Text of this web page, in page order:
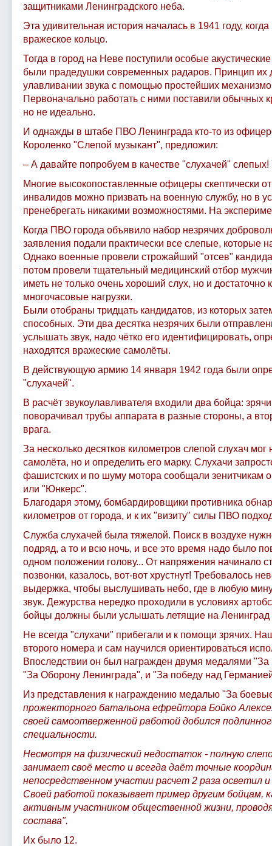
защитниками Ленинградского неба.
Эта удивительная история началась в 1941 году,
вражеское кольцо.
Тогда в город на Неве поступили особые
были прадедушки современных радаров. Принцип их
улавливании звука с помощью простейших
Первоначально работать с ними поставили обычных
но не идеально.
И однажды в штабе ПВО Ленинграда кто-то из
Короленко "Слепой музыкант", предложил:
– А давайте попробуем в качестве "слухачей"
Многие высокопоставленные офицеры скептически
инвалидов можно призвать на военную службу, но в
пренебрегать никакими возможностями. На
Когда ПВО города объявило набор незрячих
заявления подали практически все слепые, которые
Однако военные провели строжайший "отсев"
потом провели тщательный медицинский отбор
иметь не только очень хороший слух, но и достаточно
многочасовые нагрузки.
Были отобраны тридцать кандидатов, из которых
способных. Эти два десятка незрячих были
услышать звук, надо чётко его идентифицировать,
находятся вражеские самолёты.
В действующую армию 14 января 1942 года были
"слухачей".
В расчёт звукоулавливателя входили два бойца:
поворачивал трубы аппарата в разные стороны, а
врага.
За несколько десятков километров слепой слухач мог
самолёта, но и определить его марку. Слухачи
фашистских и по шуму мотора сообщали зенитчикам
или "Юнкерс".
Благодаря этому, бомбардировщики противника
километров от города, и к их "визиту" силы ПВО
Служба слухачей была тяжелой. Поиск в воздухе
подряд, а то и всю ночь, и все это время надо было
одном положении голову... От напряжения начинало
позвонки, казалось, вот-вот хрустнут! Требовалось
выдержка, чтобы выслушивать небо, где в любую
звук. Дежурства нередко проходили в условиях
бойцы должны были услышать летящие на
Не всегда "слухачи" прибегали и к помощи зрячих.
второго номера и сам научился ориентироваться
Впоследствии он был награжден двумя медалями
"За Оборону Ленинграда", и "За победу над
Из представления к награждению медалью "За
прожекторного батальона ефрейтора Бойко
своей самоотверженной работой добился
специальности.
Несмотря на физический недостаток - полную
занимает своё место и всегда даёт точные
непосредственном участии расчет 2 раза осветил
Своей работой показывает пример другим бойцам,
активным участником общественной жизни,
состава".
Их было 12.